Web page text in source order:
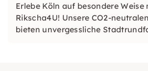
Erlebe Köln auf besondere Weise
Rikscha4U! Unsere CO2-
bieten unvergessliche